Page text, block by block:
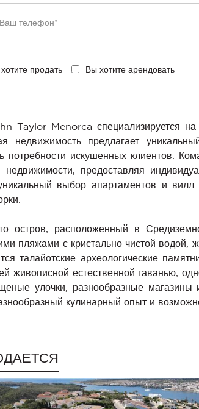
продать Вы хотите арендовать
Taylor Menorca специализируется
недвижимость предлагает
потребности искушенных клиентов.
недвижимости, предоставляя
выбор апартаментов и
остров, расположенный в
пляжами с кристально чистой
талайотские археологические
живописной естественной гаванью,
улочки, разнообразные магазины
кулинарный опыт и